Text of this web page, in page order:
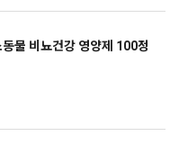
물 비뇨건강 영양제 100정